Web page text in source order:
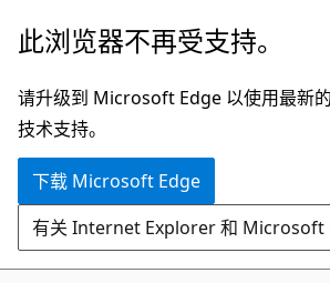
跳
主
要
内
此浏览器不再受支持。
请升级到 Microsoft Edge 以使用最新
技术支持。
下载 Microsoft Edge
有关 Internet Explorer 和 Microsoft